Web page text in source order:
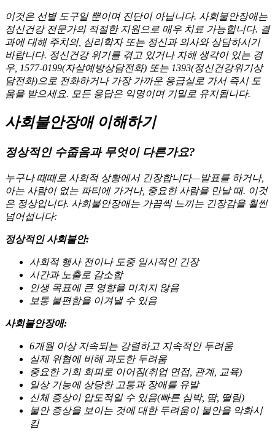
이것은 선별 도구일 뿐이며 진단이 아닙니다. 사회불안장애는
정신건강 전문가의 적절한 지원으로 매우 치료 가능합니다. 결
과에 대해 주치의, 심리학자 또는 정신과 의사와 상담하시기
바랍니다. 정신건강 위기를 겪고 있거나 자해 생각이 있는 경
우, 1577-0199(자살예방상담전화) 또는 1393(정신건강위기상
담전화)으로 전화하거나 가장 가까운 응급실로 가서 즉시 도
움을 받으세요. 모든 응답은 익명이며 기밀로 유지됩니다.
사회불안장애 이해하기
정상적인 수줍음과 무엇이 다른가요?
누구나 때때로 사회적 상황에서 긴장합니다—발표를 하거나,
아는 사람이 없는 파티에 가거나, 중요한 사람을 만날 때. 이것
은 정상입니다. 사회불안장애는 가끔씩 느끼는 긴장감을 훨씬
넘어섭니다:
정상적인 사회불안:
사회적 행사 전이나 도중 일시적인 긴장
시간과 노출로 감소함
인생 목표에 큰 영향을 미치지 않음
보통 불편함을 이겨낼 수 있음
사회불안장애:
6개월 이상 지속되는 강렬하고 지속적인 두려움
실제 위협에 비해 과도한 두려움
중요한 기회 회피로 이어짐(취업 면접, 관계, 교육)
일상 기능에 상당한 고통과 장애를 유발
신체 증상이 압도적일 수 있음(빠른 심박, 땀, 떨림)
불안 증상을 보이는 것에 대한 두려움이 불안을 악화시
킴